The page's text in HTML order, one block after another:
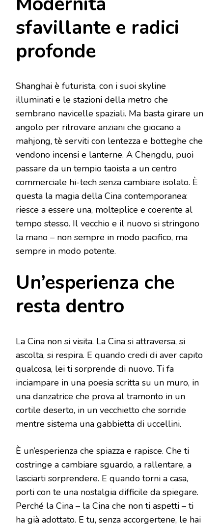
sfavillante e radici
profonde
Shanghai è futurista, con i suoi skyline
illuminati e le stazioni della metro che
sembrano navicelle spaziali. Ma basta girare un
angolo per ritrovare anziani che giocano a
mahjong, tè serviti con lentezza e botteghe che
vendono incensi e lanterne. A Chengdu, puoi
passare da un tempio taoista a un centro
commerciale hi-tech senza cambiare isolato. È
questa la magia della Cina contemporanea:
riesce a essere una, molteplice e coerente al
tempo stesso. Il vecchio e il nuovo si stringono
la mano – non sempre in modo pacifico, ma
sempre in modo potente.
Un’esperienza che
resta dentro
La Cina non si visita. La Cina si attraversa, si
ascolta, si respira. E quando credi di aver capito
qualcosa, lei ti sorprende di nuovo. Ti fa
inciampare in una poesia scritta su un muro, in
una danzatrice che prova al tramonto in un
cortile deserto, in un vecchietto che sorride
mentre sistema una gabbietta di uccellini.
È un’esperienza che spiazza e rapisce. Che ti
costringe a cambiare sguardo, a rallentare, a
lasciarti sorprendere. E quando torni a casa,
porti con te una nostalgia difficile da spiegare.
Perché la Cina – la Cina che non ti aspetti – ti
ha già adottato. E tu, senza accorgertene, le hai